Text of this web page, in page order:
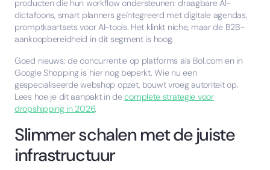
producten die hun workflow ondersteunen: draagbare AI-
dictafoons, smart planners geïntegreerd met digitale agendas,
promptkaartsets voor AI-tools. Het klinkt niche, maar de B2B-
aankoopbereidheid in dit segment is hoog.
Goed nieuws: de concurrentie op platforms als Bol.com en in
Google Shopping is hier nog beperkt. Wie nu een
gespecialiseerde webshop opzet, bouwt vroeg autoriteit op.
Lees hoe je dit aanpakt in decomplete strategie voor
dropshipping in 2026.
Slimmer schalen met de juiste
infrastructuur